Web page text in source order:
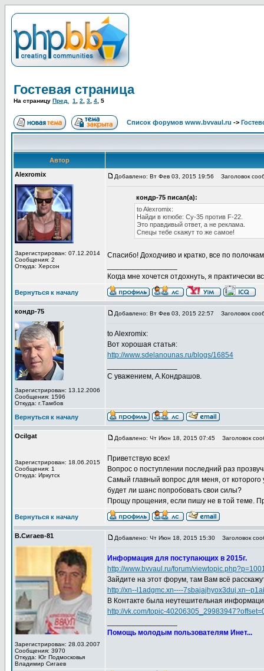
Гостевая страница
На страницу Пред. 1 2 3 4 5
Список форумов www.bvvaul.ru ->
Автор
Alexromix
Зарегистрирован: 07.12.2014
Сообщения: 2
Откуда: Херсон
Добавлено: Вт Фев 03, 2015 19:56 Заголовок
кондр-75 писал(а):
to Alexromix:
Найди в ютюбе: Су-35 против F-22.
Это правдивый ответ, а не реклама.
Спецы тебе скажут то же самое!
Спасибо! Доходчиво и кратко, все по
Когда мне хочется отдохнуть, я практически
Вернуться к началу
кондр-75
Зарегистрирован: 13.12.2006
Сообщения: 1596
Откуда: г.Тамбов
Добавлено: Вт Фев 03, 2015 22:57 Заголовок
to Alexromix:
Вот хорошая статья:
http://www.sdelanounas.ru/blogs/16854
С уважением, А.Кондрашов.
Вернуться к началу
Ocilgat
Зарегистрирован: 18.06.2015
Сообщения: 1
Откуда: Иркутск
Добавлено: Чт Июн 18, 2015 07:45 Заголовок
Приветствую всех!
Вопрос о поступлении последний раз
Самый главный вопрос для меня, от
будет ли шанс попробовать свои силы?
Прощу прощения, если пишу не в той теме.
Вернуться к началу
В.Сигаев-81
Зарегистрирован: 28.03.2007
Сообщения: 3970
Откуда: Юг Подмосковья
Владимир Сигаев
Добавлено: Чт Июн 18, 2015 15:30 Заголовок
Информация для поступающих в 2015г.
http://www.bvvaul.ru/forum/
Зайдите на этот форум, там Вам всё
http://xn--l1adgmc.xn----7sbajajhyox3duj.xn--
В Контакте была неутешительная
http://vk.com/topic-
Помощь молодым пользователям Инет...